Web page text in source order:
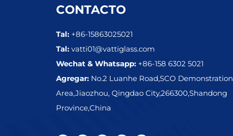
CONTACTO
Tal: +86-15863025021
Tal: vatti01@vattiglass.com
Wechat & Whatsapp: +86-158 6302 5021
Agregar: No.2 Luanhe Road,SCO Demonstration
Area,Jiaozhou, Qingdao City,266300,Shandong
Province,China